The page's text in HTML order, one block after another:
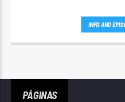
INFO AND
PÁGINAS